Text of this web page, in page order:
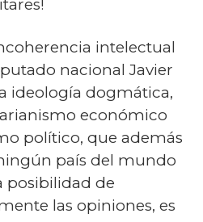
intelectual
nacional Javier
ideología dogmática,
económico
político, que además
país del mundo
posibilidad de
las opiniones, es